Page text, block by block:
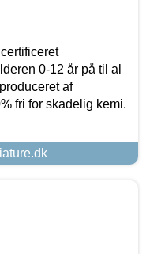
0-12 år på til al
af
fri for skadelig kemi.